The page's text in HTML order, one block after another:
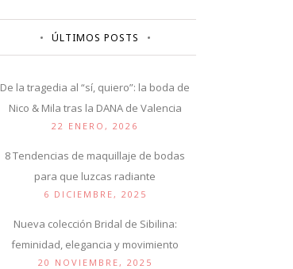
ÚLTIMOS POSTS
De la tragedia al “sí, quiero”: la boda de
Nico & Mila tras la DANA de Valencia
22 ENERO, 2026
8 Tendencias de maquillaje de bodas
para que luzcas radiante
6 DICIEMBRE, 2025
Nueva colección Bridal de Sibilina:
feminidad, elegancia y movimiento
20 NOVIEMBRE, 2025